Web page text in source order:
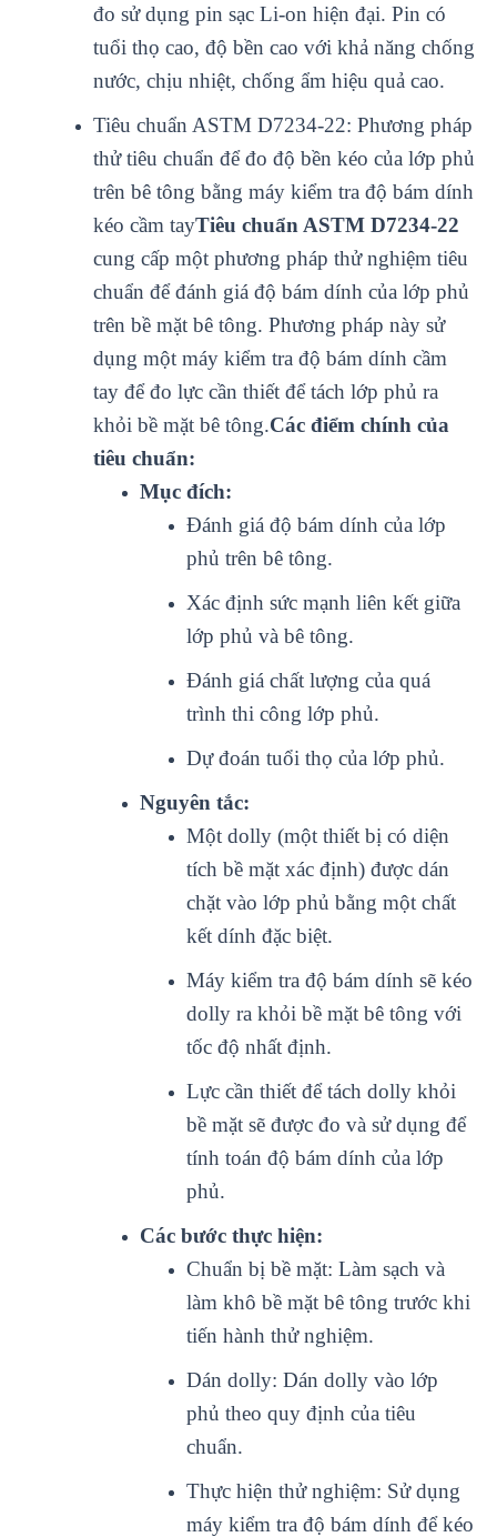
đo sử dụng pin sạc Li-on hiện đại. Pin có
tuổi thọ cao, độ bền cao với khả năng chống
nước, chịu nhiệt, chống ẩm hiệu quả cao.
Tiêu chuẩn ASTM D7234-22: Phương pháp
thử tiêu chuẩn để đo độ bền kéo của lớp phủ
trên bê tông bằng máy kiểm tra độ bám dính
kéo cầm tayTiêu chuẩn ASTM D7234-22
cung cấp một phương pháp thử nghiệm tiêu
chuẩn để đánh giá độ bám dính của lớp phủ
trên bề mặt bê tông. Phương pháp này sử
dụng một máy kiểm tra độ bám dính cầm
tay để đo lực cần thiết để tách lớp phủ ra
khỏi bề mặt bê tông.Các điểm chính của
tiêu chuẩn:
Mục đích:
Đánh giá độ bám dính của lớp
phủ trên bê tông.
Xác định sức mạnh liên kết giữa
lớp phủ và bê tông.
Đánh giá chất lượng của quá
trình thi công lớp phủ.
Dự đoán tuổi thọ của lớp phủ.
Nguyên tắc:
Một dolly (một thiết bị có diện
tích bề mặt xác định) được dán
chặt vào lớp phủ bằng một chất
kết dính đặc biệt.
Máy kiểm tra độ bám dính sẽ kéo
dolly ra khỏi bề mặt bê tông với
tốc độ nhất định.
Lực cần thiết để tách dolly khỏi
bề mặt sẽ được đo và sử dụng để
tính toán độ bám dính của lớp
phủ.
Các bước thực hiện:
Chuẩn bị bề mặt: Làm sạch và
làm khô bề mặt bê tông trước khi
tiến hành thử nghiệm.
Dán dolly: Dán dolly vào lớp
phủ theo quy định của tiêu
chuẩn.
Thực hiện thử nghiệm: Sử dụng
máy kiểm tra độ bám dính để kéo